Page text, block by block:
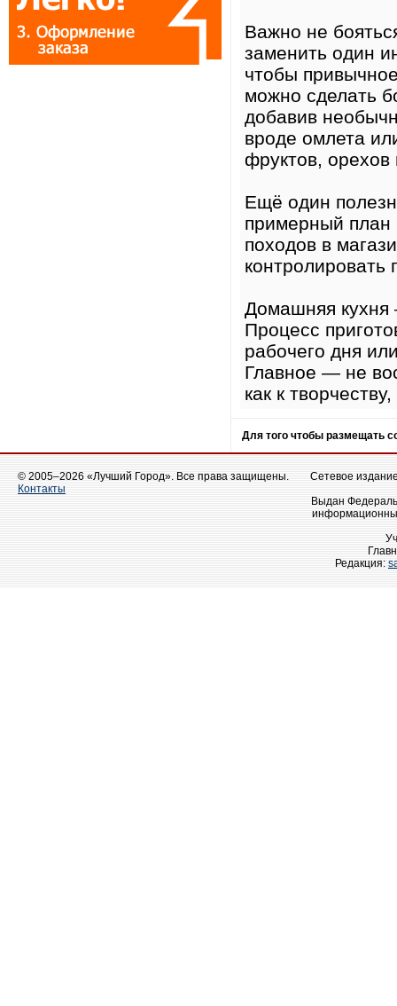
Важно не
заменить один
чтобы
можно сделать
добавив
вроде омлета
фруктов, орехов
Ещё один
примерный план
походов в
контролировать
Домашняя кухня
Процесс
рабочего дня
Главное — не
как к
Для того чтобы размещать
© 2005–2026 «Лучший Город». Все права защищены.
Контакты
Сетевое
Выдан
Редакция: